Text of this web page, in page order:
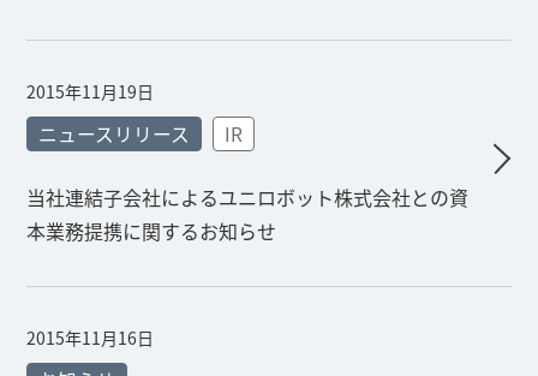
2015年11月19日
ニュースリリース IR
当社連結子会社によるユニロボット株式会社との資
本業務提携に関するお知らせ
2015年11月16日